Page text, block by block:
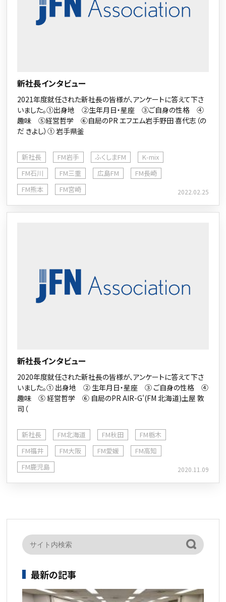
新社長インタビュー
2021年度就任された新社長の皆様が、アンケートに答えて下さ
いました。①出身地 ②生年月日・星座 ③ご自身の性格 ④
趣味 ⑤経営哲学 ⑥自局のPR エフエム岩手野田 喜代志（の
だ きよし）① 岩手県釜
新社長 FM岩手 ふくしまFM
K-mix
FM石川
FM三重 広島FM
FM長崎
FM熊本
FM宮崎 2022.02.25
新社長インタビュー
2020年度就任された新社長の皆様が、アンケートに答えて下さ
いました。① 出身地 ② 生年月日・星座 ③ ご自身の性格 ④
趣味 ⑤ 経営哲学 ⑥ 自局のPR AIR-G'(FM 北海道)土屋 敦
司（
新社長 FM北海道 FM秋田
FM栃木
FM福井
FM大阪 FM愛媛
FM高知
FM鹿児島
2020.11.09
最新の記事